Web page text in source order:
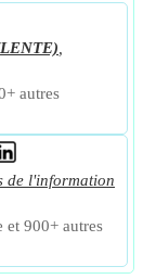
autres
de l'information
900+ autres